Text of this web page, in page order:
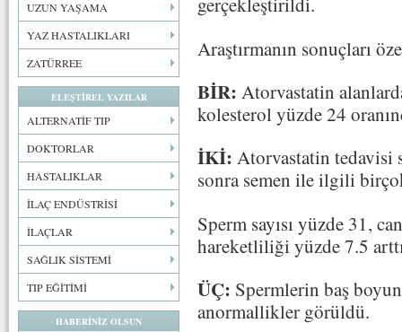
UZUN YAŞAMA
YAZ HASTALIKLARI
ZATÜRREE
ELEŞTİREL YAZILAR
ALTERNATİF TIP
DOKTORLAR
HASTALIKLAR
İLAÇ ENDÜSTRİSİ
İLAÇLAR
SAĞLIK SİSTEMİ
TIP EĞİTİMİ
HABERİNİZ OLSUN
Araştırmanın sonuçları
BİR: Atorvastatin
kolesterol yüzde 24
İKİ: Atorvastatin tedavisi
sonra semen ile ilgili
Sperm sayısı yüzde 31,
hareketliliği yüzde 7.5
ÜÇ: Spermlerin baş
anormallikler görüldü.